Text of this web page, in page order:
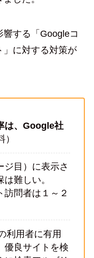
する「Googleコ
」に対する対策が
は、Google社
ジ目）に表示さ
難しい。
訪問者は１～２
利用者に有用
優良サイトを検